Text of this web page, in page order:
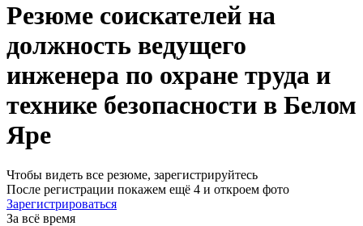
Резюме соискателей на
должность ведущего
инженера по охране труда и
технике безопасности в Белом
Яре
Чтобы видеть все резюме, зарегистрируйтесь
После регистрации покажем ещё 4 и откроем фото
Зарегистрироваться
За всё время